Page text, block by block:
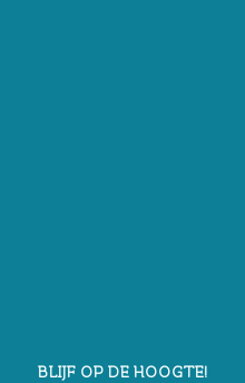
BLIJF OP DE HOOGTE!